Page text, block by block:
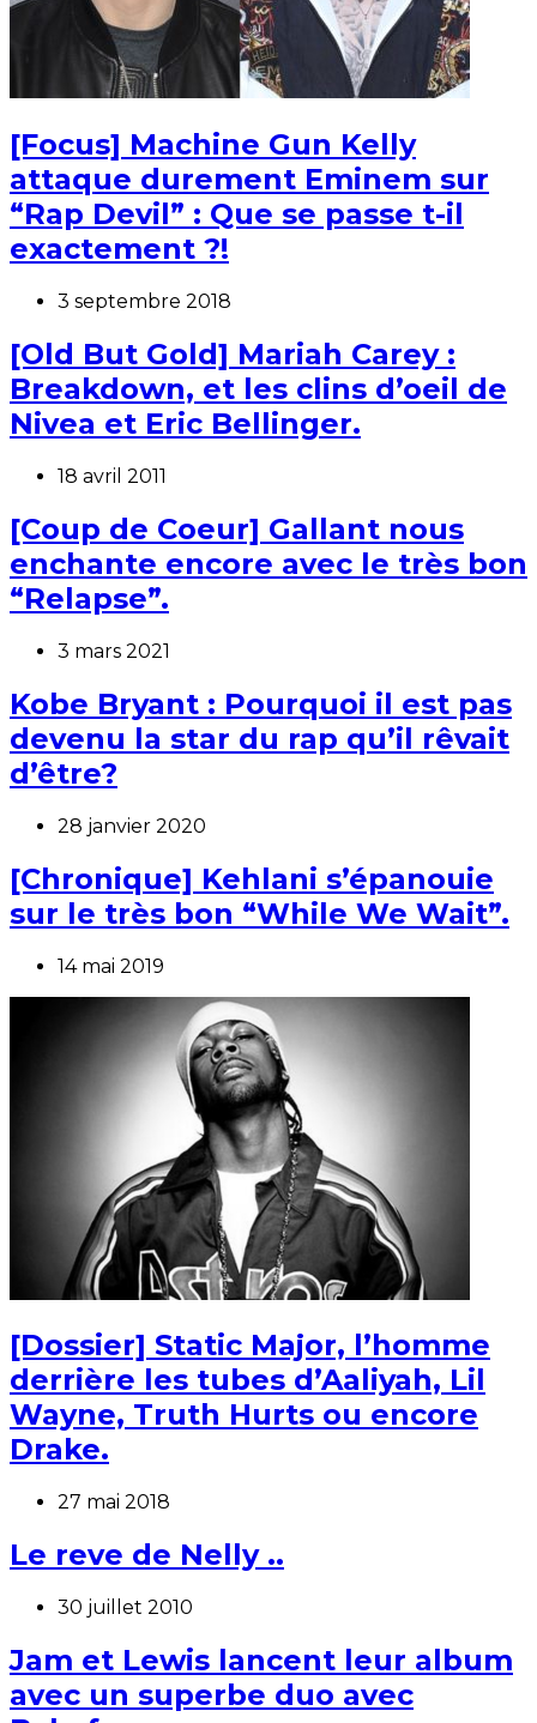
[Focus] Machine Gun Kelly
attaque durement Eminem sur
“Rap Devil” : Que se passe t-il
exactement ?!
3 septembre 2018
[Old But Gold] Mariah Carey :
Breakdown, et les clins d’oeil de
Nivea et Eric Bellinger.
18 avril 2011
[Coup de Coeur] Gallant nous
enchante encore avec le très bon
“Relapse”.
3 mars 2021
Kobe Bryant : Pourquoi il est pas
devenu la star du rap qu’il rêvait
d’être?
28 janvier 2020
[Chronique] Kehlani s’épanouie
sur le très bon “While We Wait”.
14 mai 2019
[Dossier] Static Major, l’homme
derrière les tubes d’Aaliyah, Lil
Wayne, Truth Hurts ou encore
Drake.
27 mai 2018
Le reve de Nelly ..
30 juillet 2010
Jam et Lewis lancent leur album
avec un superbe duo avec